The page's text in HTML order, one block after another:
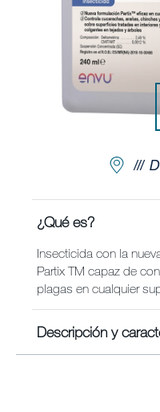
Quiénes somos
Carreras
Noticias y Artículos
Envu Premium Club
¿Qué es?
Insecticida con la
Partix TM capaz de
plagas en cualquier
Descripción y